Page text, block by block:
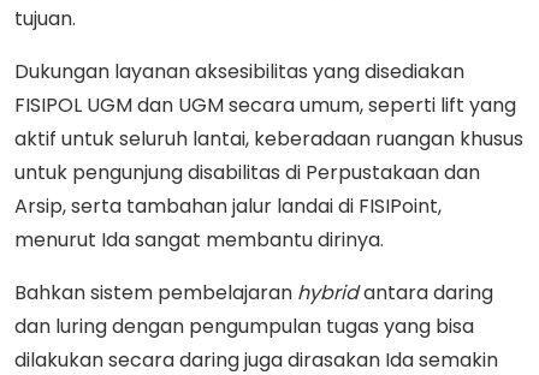
tujuan.
Dukungan layanan aksesibilitas yang disediakan
FISIPOL UGM dan UGM secara umum, seperti lift yang
aktif untuk seluruh lantai, keberadaan ruangan khusus
untuk pengunjung disabilitas di Perpustakaan dan
Arsip, serta tambahan jalur landai di FISIPoint,
menurut Ida sangat membantu dirinya.
Bahkan sistem pembelajaran hybridantara daring
dan luring dengan pengumpulan tugas yang bisa
dilakukan secara daring juga dirasakan Ida semakin